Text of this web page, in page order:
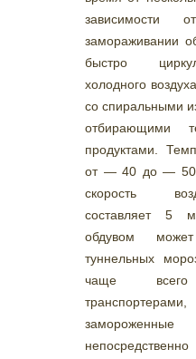
зависимости
замораживании
быстро
холодного
со спиральными
отбирающими
продуктами.
от — 40 до —
скорость
составляет 5
обдувом
туннельных
чаще всего